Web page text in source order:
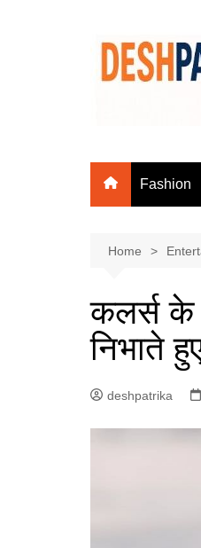
Fashion
Home
कलर्स के
निभाते
deshpatrika